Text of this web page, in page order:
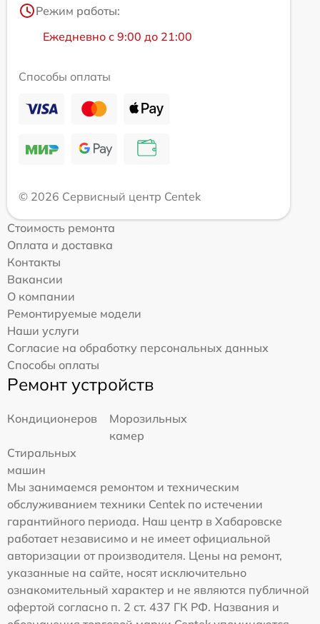
Режим работы:
Ежедневно с 9:00 до 21:00
Способы оплаты
© 2026 Сервисный центр Centek
Стоимость ремонта
Оплата и доставка
Контакты
Вакансии
О компании
Ремонтируемые модели
Наши услуги
Согласие на обработку персональных данных
Способы оплаты
Ремонт устройств
Кондиционеров
Морозильных
камер
Стиральных
машин
Мы занимаемся ремонтом и техническим
обслуживанием техники Centek по истечении
гарантийного периода. Наш центр в Хабаровске
работает независимо и не имеет официальной
авторизации от производителя. Цены на ремонт,
указанные на сайте, носят исключительно
ознакомительный характер и не являются публичной
офертой согласно п. 2 ст. 437 ГК РФ. Названия и